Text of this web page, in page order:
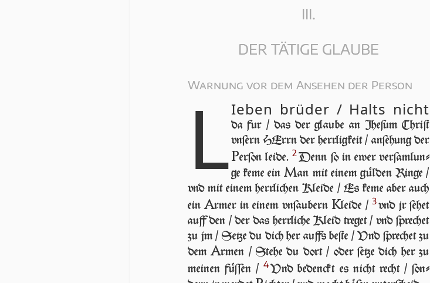
III.
DER TÄTIGE GLAUBE
Warnung vor dem Ansehen der Person
LIeben brüder / Halts nicht
da fur / das der glaube an Jhe­ſum Chriſt
vn­ſern HErrn der herr­lig­keit / anſehung der
Perſon leide.2 Denn ſo in ew­er ver­ſam­lun­
ge keme einMan mit einem gülden Ringe /
vnd mit einem herrlichen Kleide / Es keme aber auch
einArmer in einem vnſaubern Kleide /3vnd jr ſe­het
auff den / der das herrliche Kleid treget / vnd ſprechet
zu jm / Setze du dich her auffs beſte / Vnd ſprechet zu
demArmen / Stehe du dort / oder ſetze dich her zu
mei­nen füſſen /4Vnd bedenckt es nicht recht / ſon­